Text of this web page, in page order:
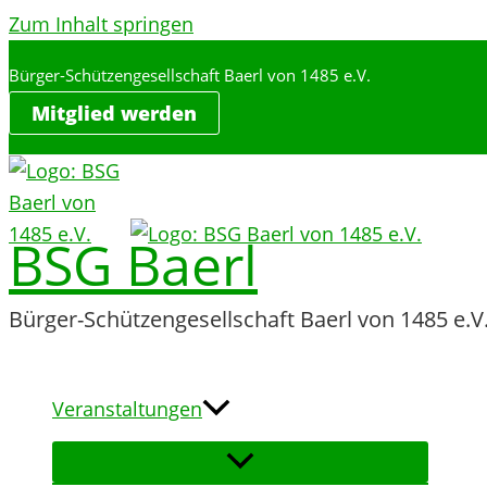
Zum Inhalt springen
Bürger-Schützengesellschaft Baerl von 1485 e.V.
Mitglied werden
BSG Baerl
Bürger-Schützengesellschaft Baerl von 1485
Veranstaltungen